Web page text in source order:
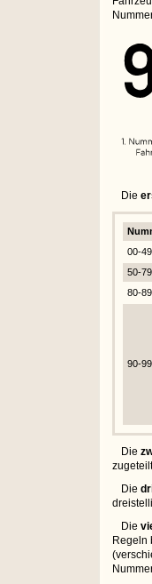
Die
00-49
50-79
80-89
90-99
Die
Die
Die
Regeln